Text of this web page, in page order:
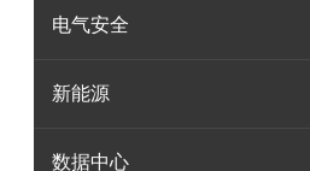
电气安全
新能源
数据中心